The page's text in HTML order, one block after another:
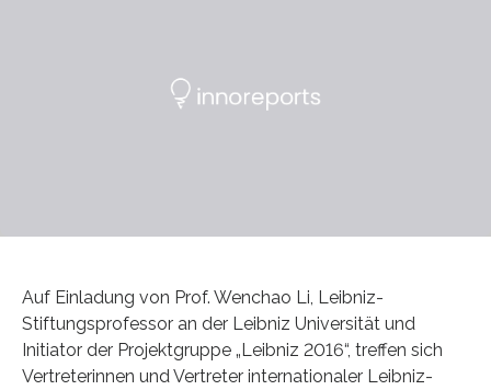
Auf Einladung von Prof. Wenchao Li, Leibniz-
Stiftungsprofessor an der Leibniz Universität und
Initiator der Projektgruppe „Leibniz 2016“, treffen sich
Vertreterinnen und Vertreter internationaler Leibniz-